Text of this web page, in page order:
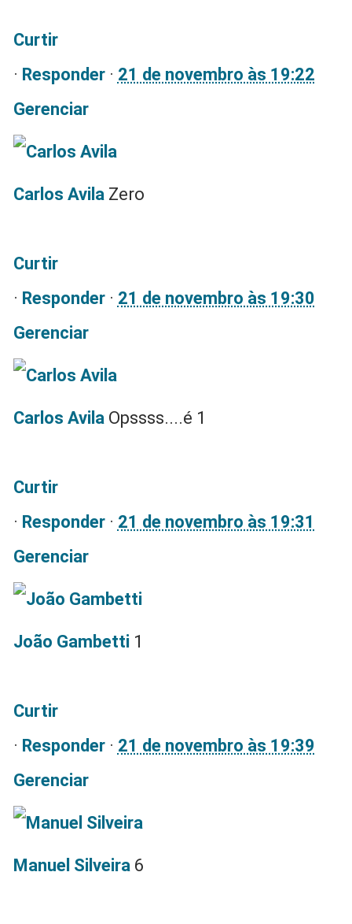
Curtir
· Responder· 21 de novembro às 19:22
Gerenciar
Carlos Avila Zero
Curtir
· Responder· 21 de novembro às 19:30
Gerenciar
Carlos Avila Opssss....é 1
Curtir
· Responder· 21 de novembro às 19:31
Gerenciar
João Gambetti 1
Curtir
· Responder· 21 de novembro às 19:39
Gerenciar
Manuel Silveira 6